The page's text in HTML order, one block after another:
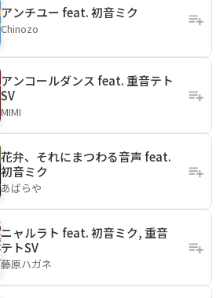
アンチユー feat. 初音ミク
Chinozo
アンコールダンス feat. 重音テト
SV
MIMI
花弁、それにまつわる音声 feat.
初音ミク
あばらや
ニャルラト feat. 初音ミク, 重音
テトSV
藤原ハガネ